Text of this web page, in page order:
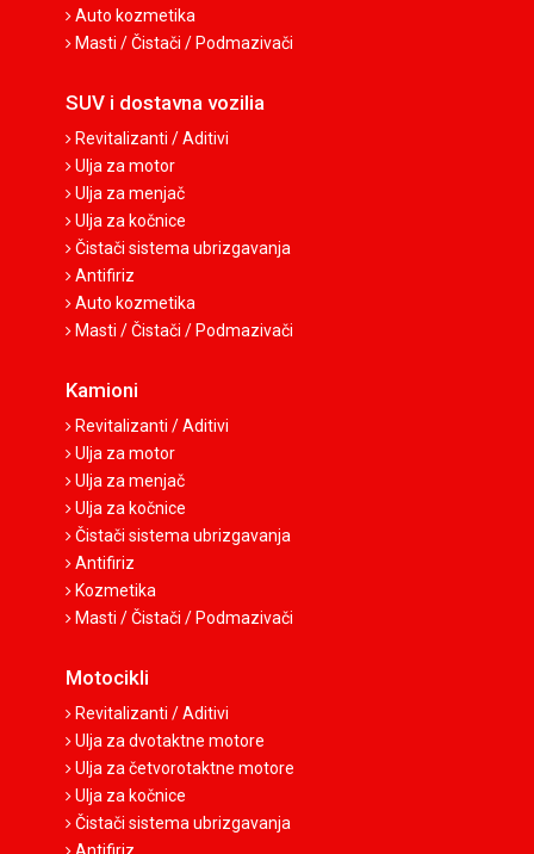
Auto kozmetika
Masti / Čistači / Podmazivači
SUV i dostavna vozilia
Revitalizanti / Aditivi
Ulja za motor
Ulja za menjač
Ulja za kočnice
Čistači sistema ubrizgavanja
Antifiriz
Auto kozmetika
Masti / Čistači / Podmazivači
Kamioni
Revitalizanti / Aditivi
Ulja za motor
Ulja za menjač
Ulja za kočnice
Čistači sistema ubrizgavanja
Antifiriz
Kozmetika
Masti / Čistači / Podmazivači
Motocikli
Revitalizanti / Aditivi
Ulja za dvotaktne motore
Ulja za četvorotaktne motore
Ulja za kočnice
Čistači sistema ubrizgavanja